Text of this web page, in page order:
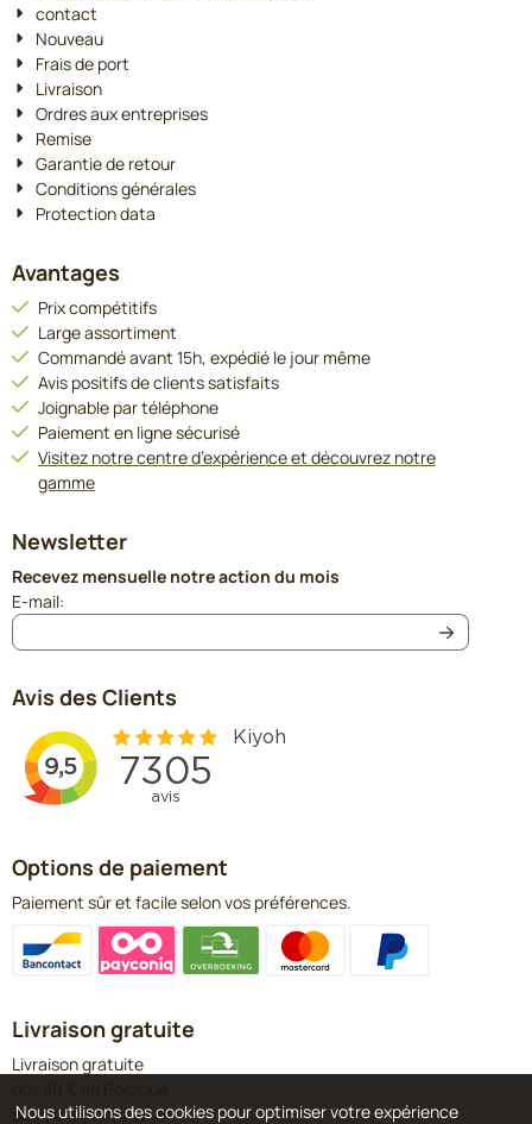
contact
Nouveau
Frais de port
Livraison
Ordres aux entreprises
Remise
Garantie de retour
Conditions générales
Protection data
Avantages
Prix compétitifs
Large assortiment
Commandé avant 15h, expédié le jour même
Avis positifs de clients satisfaits
Joignable par téléphone
Paiement en ligne sécurisé
Visitez notre centre d’expérience et découvrez notre
gamme
Newsletter
Recevez mensuelle notre action du mois
E-mail:
Avis des Clients
Options de paiement
Paiement sûr et facile selon vos préférences.
Livraison gratuite
Livraison gratuite
dès 60 € aux Pays-Bas
Nous utilisons des cookies pour optimiser votre expérience